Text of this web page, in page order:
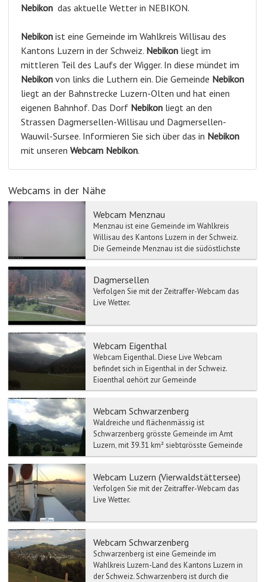
Nebikon das aktuelle Wetter in NEBIKON.
Nebikon ist eine Gemeinde im Wahlkreis Willisau des
Kantons Luzern in der Schweiz. Nebikon liegt im
mittleren Teil des Laufs der Wigger. In diese mündet im
Nebikon von links die Luthern ein. Die Gemeinde Nebikon
liegt an der Bahnstrecke Luzern-Olten und hat einen
eigenen Bahnhof. Das Dorf Nebikon liegt an den
Strassen Dagmersellen-Willisau und Dagmersellen-
Wauwil-Sursee. Informieren Sie sich über das in Nebikon
mit unseren Webcam Nebikon.
Webcams in der Nähe
Webcam Menznau
Menznau ist eine Gemeinde im Wahlkreis
Willisau des Kantons Luzern in der Schweiz.
Die Gemeinde Menznau ist die südöstlichste
Gemeinde des Amtes Wi...
Dagmersellen
Verfolgen Sie mit der Zeitraffer-Webcam das
Live Wetter.
Webcam Eigenthal
Webcam Eigenthal. Diese Live Webcam
befindet sich in Eigenthal in der Schweiz.
Eigenthal gehört zur Gemeinde
Schwarzenberg und ist ei...
Webcam Schwarzenberg
Waldreiche und flächenmässig ist
Schwarzenberg grösste Gemeinde im Amt
Luzern, mit 39.31 km² siebtgrösste Gemeinde
im Kanton. Brauchen Sie noch meh...
Webcam Luzern (Vierwaldstättersee)
Verfolgen Sie mit der Zeitraffer-Webcam das
Live Wetter.
Webcam Schwarzenberg
Schwarzenberg ist eine Gemeinde im
Wahlkreis Luzern-Land des Kantons Luzern in
der Schweiz. Schwarzenberg ist durch die